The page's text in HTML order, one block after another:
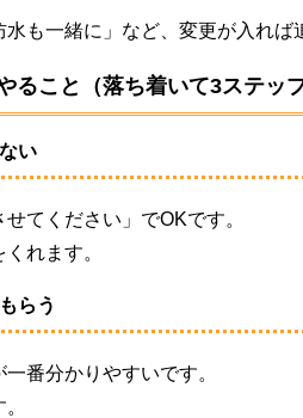
も一緒に」など、 変更が入れば
ること（落ち着いて3ステップ
い
てください」でOKです。
れます。
らう
番分かりやすいです。